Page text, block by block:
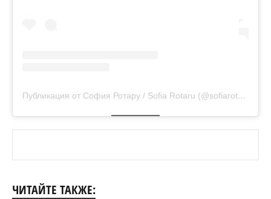
Публикация от София Ротару / Sofia Rotaru (@sofiarotaru.official)
ЧИТАЙТЕ ТАКЖЕ: